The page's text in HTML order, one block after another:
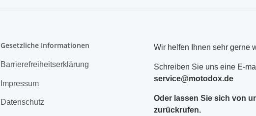
Gesetzliche Informationen
Barrierefreiheitserklärung
Impressum
Datenschutz
Wir helfen Ihnen sehr gerne
Schreiben Sie uns eine E-
service@motodox.de
Oder lassen Sie sich von
zurückrufen.